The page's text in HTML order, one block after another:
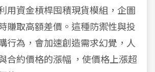
用資金槓桿囤積現貨模組，企圖
賺取高額差價。這種防禦性與投
行為，會加速創造需求幻覺，人
合約價格的漲幅 ，使價格上漲超